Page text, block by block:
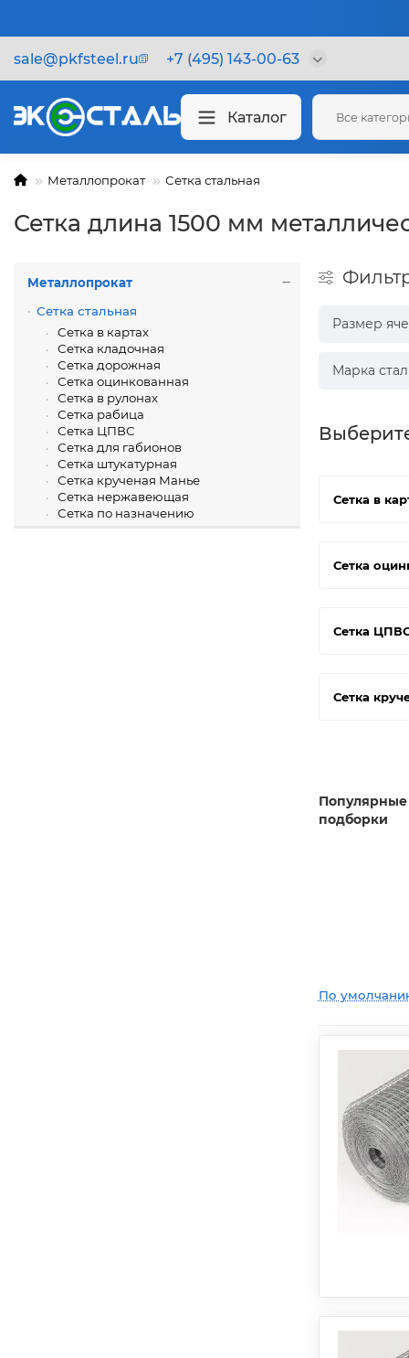
sale@pkfsteel.ru +7 (495) 143-00-63
Каталог Все
Металлопрокат Сетка стальная
Сетка длина 1500 мм
Металлопрокат
Сетка стальная
Сетка в картах
Сетка кладочная
Сетка дорожная
Сетка оцинкованная
Сетка в рулонах
Сетка рабица
Сетка ЦПВС
Сетка для габионов
Сетка штукатурная
Сетка крученая Манье
Сетка нержавеющая
Сетка по назначению
Размер
Марка
Сетка в
Сетка
Сетка
Сетка
Популярные
подборки
По